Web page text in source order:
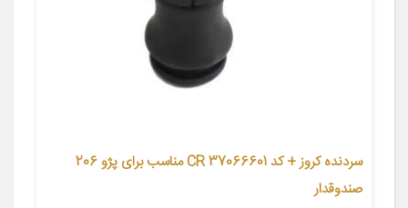
سردنده کروز + کد CR 37066601 مناسب برای پژو 206
صندوقدار